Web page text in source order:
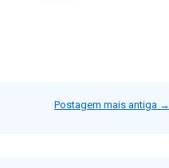
Postagem mais antiga →